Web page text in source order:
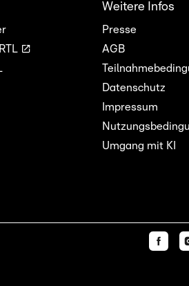
Weitere Infos
Presse
AGB
Datenschutz
Impressum
Umgang mit KI